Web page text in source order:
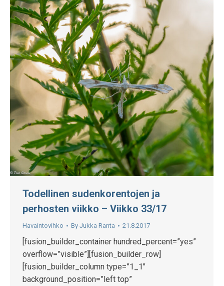
Todellinen sudenkorentojen ja
perhosten viikko – Viikko 33/17
Havaintovihko By Jukka Ranta 21.8.2017
[fusion_builder_container hundred_percent=”yes”
overflow=”visible”][fusion_builder_row]
[fusion_builder_column type=”1_1″
background_position=”left top”